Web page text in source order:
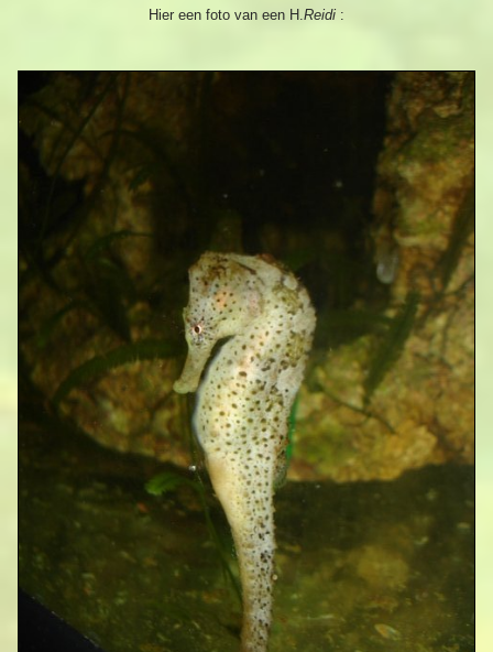
Hier een foto van een H.Reidi :